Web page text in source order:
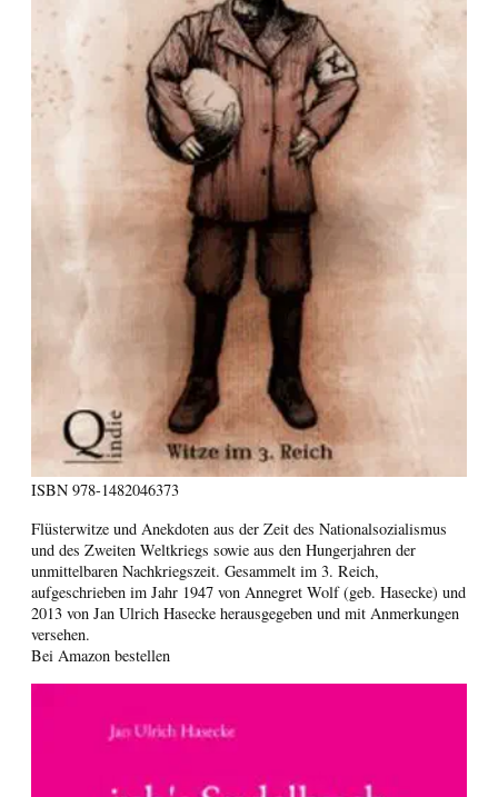
ISBN 978-1482046373
Flüsterwitze und Anekdoten aus der Zeit des Nationalsozialismus
und des Zweiten Weltkriegs sowie aus den Hungerjahren der
unmittelbaren Nachkriegszeit. Gesammelt im 3. Reich,
aufgeschrieben im Jahr 1947 von Annegret Wolf (geb. Hasecke) und
2013 von Jan Ulrich Hasecke herausgegeben und mit Anmerkungen
versehen.
Bei Amazon bestellen